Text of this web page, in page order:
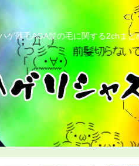
ゲ薄毛AGA髪の毛に関する2chまと